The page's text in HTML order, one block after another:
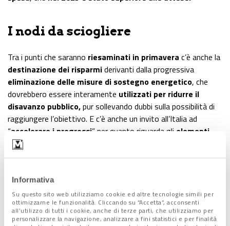
Informativa
Su questo sito web utilizziamo cookie ed altre tecnologie simili per
ottimizzarne le funzionalità. Cliccando su “Accetta”, acconsenti
all’utilizzo di tutti i cookie, anche di terze parti, che utilizziamo per
personalizzare la navigazione, analizzare a fini statistici e per finalità
I nodi da sciogliere
Tra i punti che saranno riesaminati in primavera c’è anche la
destinazione dei risparmiderivanti dalla progressiva
eliminazione delle misure di sostegno energetico, che
dovrebbero essere interamente utilizzati per ridurre il
disavanzo pubblico,pur sollevando dubbi sulla possibilità di
raggiungere l’obiettivo. E c’è anche un invito all’Italia ad
“accelerare i progressi” per quanto riguarda gli elementi
strutturali delle raccomandazioni di bilancio
negative sulla certezza dell’economia legate ai frequenti
contenuto nelle raccomandazioni Ue riguarda lariduzione
ulteriore delle imposte sul lavoroe unefficientamento